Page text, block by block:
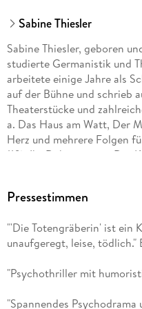
Sabine Thiesler
Sabine Thiesler, geboren
studierte Germanistik und
arbeitete einige Jahre als
auf der Bühne und schrieb
Theaterstücke und
a. Das Haus am Watt, Der
Herz und mehrere Folgen
110). Ihr Debütroman »Der
Pressestimmen
"'Die Totengräberin' ist ein
unaufgeregt, leise, tödlich."
"Psychothriller mit
"Spannendes Psychodrama